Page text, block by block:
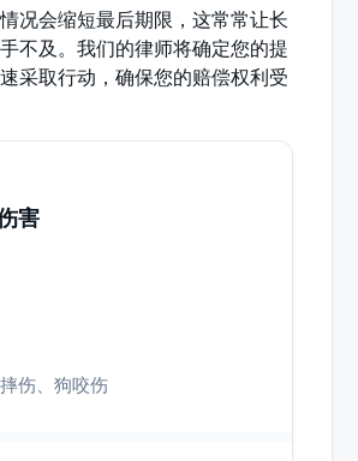
况会缩短最后期限，这常常让长
不及。我们的律师将确定您的提
采取行动，确保您的赔偿权利受
害
伤、狗咬伤